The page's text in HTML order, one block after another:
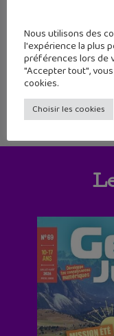
122 123
129 130
Nous utilisons des
l'expérience la plus
préférences lors de
"Accepter tout",
cookies.
Choisir les cookies